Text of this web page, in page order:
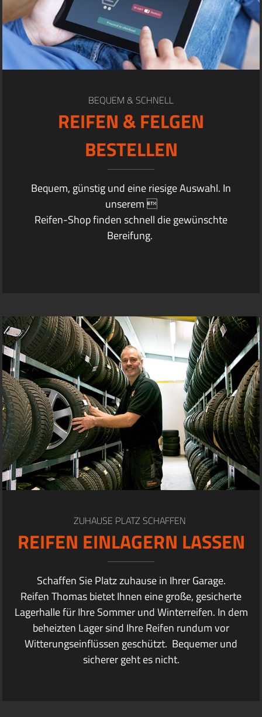
BEQUEM & SCHNELL
REIFEN & FELGEN
BESTELLEN
Bequem, günstig und eine riesige Auswahl. In
unserem 
Reifen-Shop finden schnell die gewünschte
Bereifung.
ZUHAUSE PLATZ SCHAFFEN
REIFEN EINLAGERN LASSEN
Schaffen Sie Platz zuhause in Ihrer Garage.
Reifen Thomas bietet Ihnen eine große, gesicherte
Lagerhalle für Ihre Sommer und Winterreifen. In dem
beheizten Lager sind Ihre Reifen rundum vor
Witterungseinflüssen geschützt. Bequemer und
sicherer geht es nicht.